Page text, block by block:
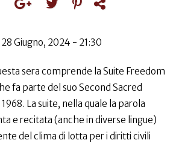
Giugno, 2024 - 21:30
sera comprende la Suite Freedom
fa parte del suo Second Sacred
La suite, nella quale la parola
e recitata (anche in diverse lingue)
del clima di lotta per i diritti civili